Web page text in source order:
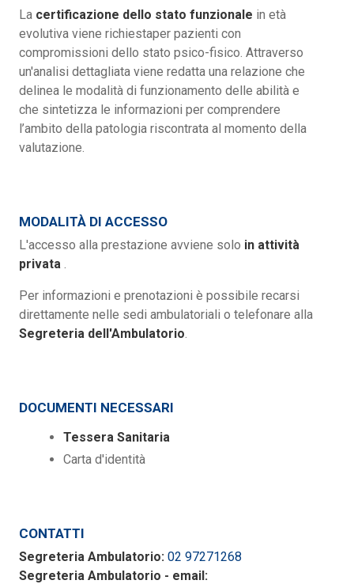
La certificazione dello stato funzionale in età
evolutiva viene richiestaper pazienti con
compromissioni dello stato psico-fisico. Attraverso
un'analisi dettagliata viene redatta una relazione che
delinea le modalità di funzionamento delle abilità e
che sintetizza le informazioni per comprendere
l’ambito della patologia riscontrata al momento della
valutazione.
MODALITÀ DI ACCESSO
L'accesso alla prestazione avviene solo in attività
privata
Per informazioni e prenotazioni è possibile recarsi
direttamente nelle sedi ambulatoriali o telefonare alla
Segreteria dell'Ambulatorio
DOCUMENTI NECESSARI
Tessera Sanitaria
Carta d'identità
CONTATTI
Segreteria Ambulatorio: 02 97271268
Segreteria Ambulatorio - email: